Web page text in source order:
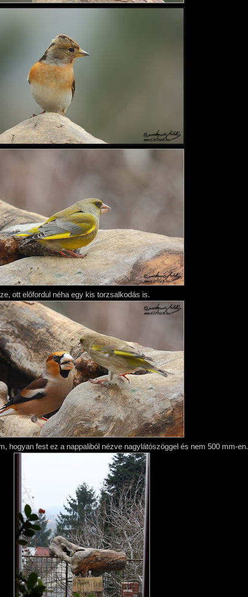
ott előfordul néha egy kis torzsalkodás is.
hogyan fest ez a nappaliból nézve nagylátószöggel és nem 500 mm-en.